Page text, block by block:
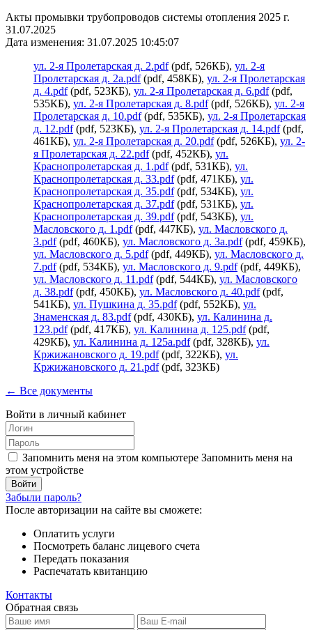
Акты промывки трубопроводов системы отопления 2025 г.
31.07.2025
Дата изменения: 31.07.2025 10:45:07
ул. 2-я Пролетарская д. 2.pdf(pdf, 526КБ), ул. 2-я
Пролетарская д. 2а.pdf(pdf, 458КБ), ул. 2-я Пролетарская
д. 4.pdf(pdf, 523КБ), ул. 2-я Пролетарская д. 6.pdf(pdf,
535КБ), ул. 2-я Пролетарская д. 8.pdf(pdf, 526КБ), ул. 2-я
Пролетарская д. 10.pdf(pdf, 535КБ), ул. 2-я Пролетарская
д. 12.pdf(pdf, 523КБ), ул. 2-я Пролетарская д. 14.pdf(pdf,
461КБ), ул. 2-я Пролетарская д. 20.pdf(pdf, 526КБ), ул. 2-
я Пролетарская д. 22.pdf(pdf, 452КБ), ул.
Краснопролетарская д. 1.pdf(pdf, 531КБ), ул.
Краснопролетарская д. 33.pdf(pdf, 471КБ), ул.
Краснопролетарская д. 35.pdf(pdf, 534КБ), ул.
Краснопролетарская д. 37.pdf(pdf, 531КБ), ул.
Краснопролетарская д. 39.pdf(pdf, 543КБ), ул.
Масловского д. 1.pdf(pdf, 447КБ), ул. Масловского д.
3.pdf(pdf, 460КБ), ул. Масловского д. 3а.pdf(pdf, 459КБ),
ул. Масловского д. 5.pdf(pdf, 449КБ), ул. Масловского д.
7.pdf(pdf, 534КБ), ул. Масловского д. 9.pdf(pdf, 449КБ),
ул. Масловского д. 11.pdf(pdf, 544КБ), ул. Масловского
д. 38.pdf(pdf, 450КБ), ул. Масловского д. 40.pdf(pdf,
541КБ), ул. Пушкина д. 35.pdf(pdf, 552КБ), ул.
Знаменская д. 83.pdf(pdf, 430КБ), ул. Калинина д.
123.pdf(pdf, 417КБ), ул. Калинина д. 125.pdf(pdf,
429КБ), ул. Калинина д. 125а.pdf(pdf, 328КБ), ул.
Кржижановского д. 19.pdf(pdf, 322КБ), ул.
Кржижановского д. 21.pdf(pdf, 323КБ)
← Все документы
Войти в личный кабинет
Запомнить меня на этом компьютере Запомнить меня на
этом устройстве
Забыли пароль?
После авторизации на сайте вы сможете:
Оплатить услуги
Посмотреть баланс лицевого счета
Передать показания
Распечатать квитанцию
Контакты
Обратная связь